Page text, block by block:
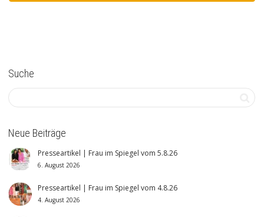
Suche
Neue Beiträge
Presseartikel | Frau im Spiegel vom 5.8.26
6. August 2026
Presseartikel | Frau im Spiegel vom 4.8.26
4. August 2026